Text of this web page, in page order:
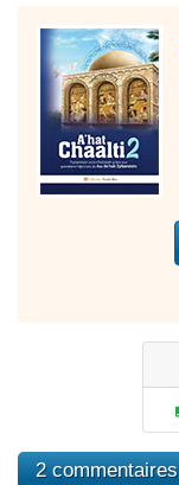
2 commentaires